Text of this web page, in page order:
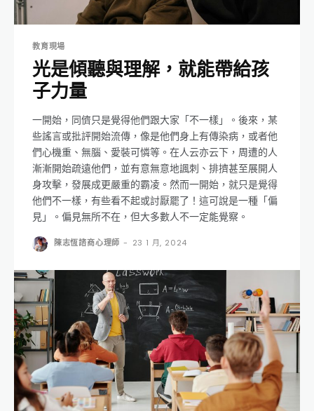
教育現場
光是傾聽與理解，就能帶給孩
子力量
一開始，同儕只是覺得他們跟大家「不一樣」。後來，某
些謠言或批評開始流傳，像是他們身上有傳染病，或者他
們心機重、無腦、愛裝可憐等。在人云亦云下，周遭的人
漸漸開始疏遠他們，並有意無意地諷刺、排擠甚至展開人
身攻擊，發展成更嚴重的霸凌。然而一開始，就只是覺得
他們不一樣，有些看不起或討厭罷了！這可說是一種「偏
見」。偏見無所不在，但大多數人不一定能覺察。
陳志恆諮商心理師 - 23 1 月, 2024